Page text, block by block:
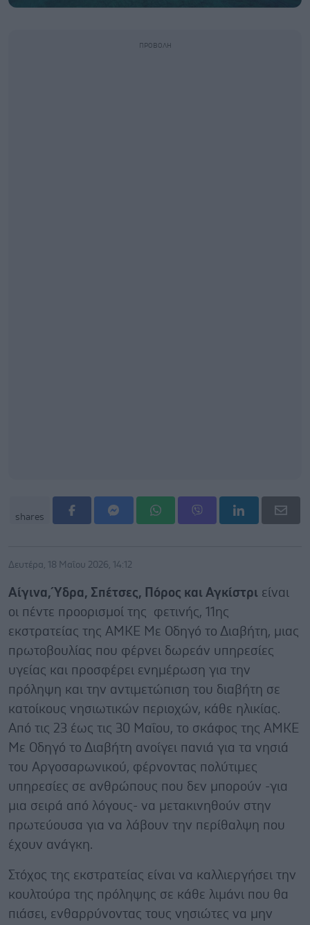
shares
Δευτέρα, 18 Μαΐου 2026, 14:12
Αίγινα, Ύδρα, Σπέτσες, Πόρος και Αγκίστρι είναι
οι πέντε προορισμοί της φετινής, 11ης
εκστρατείας της ΑΜΚΕ Με Οδηγό το Διαβήτη, μιας
πρωτοβουλίας που φέρνει δωρεάν υπηρεσίες
υγείας και προσφέρει ενημέρωση για την
πρόληψη και την αντιμετώπιση του διαβήτη σε
κατοίκους νησιωτικών περιοχών, κάθε ηλικίας.
Από τις 23 έως τις 30 Μαΐου, το σκάφος της ΑΜΚΕ
Με Οδηγό το Διαβήτη ανοίγει πανιά για τα νησιά
του Αργοσαρωνικού, φέρνοντας πολύτιμες
υπηρεσίες σε ανθρώπους που δεν μπορούν -για
μια σειρά από λόγους- να μετακινηθούν στην
πρωτεύουσα για να λάβουν την περίθαλψη που
έχουν ανάγκη.
Στόχος της εκστρατείας είναι να καλλιεργήσει την
κουλτούρα της πρόληψης σε κάθε λιμάνι που θα
πιάσει, ενθαρρύνοντας τους νησιώτες να μην